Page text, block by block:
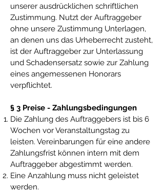
unserer ausdrücklichen schriftlichen
Zustimmung. Nutzt der Auftraggeber
ohne unsere Zustimmung Unterlagen,
an denen uns das Urheberrecht zusteht,
ist der Auftraggeber zur Unterlassung
und Schadensersatz sowie zur Zahlung
eines angemessenen Honorars
verpflichtet.
§ 3 Preise - Zahlungsbedingungen
Die Zahlung des Auftraggebers ist bis 6
Wochen vor Veranstaltungstag zu
leisten. Vereinbarungen für eine andere
Zahlungsfrist können intern mit dem
Auftraggeber abgestimmt werden.
Eine Anzahlung muss nicht geleistet
werden.